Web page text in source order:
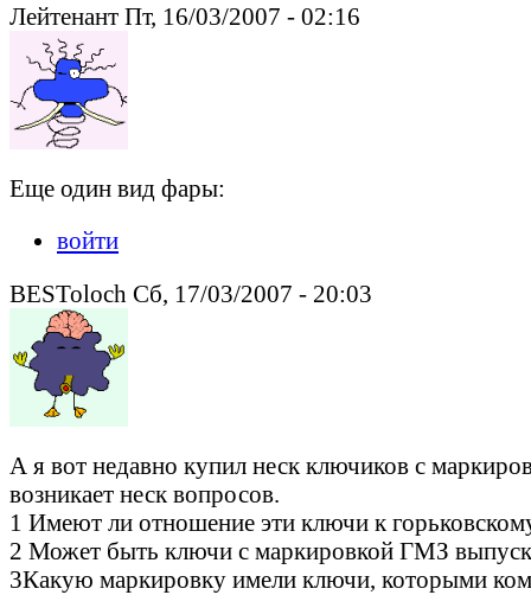
Лейтенант Пт, 16/03/2007 - 02:16
Еще один вид фары:
войти
BESToloch Сб, 17/03/2007 - 20:03
А я вот недавно купил неск ключиков с
возникает неск вопросов.
1 Имеют ли отношение эти ключи к
2 Может быть ключи с маркировкой ГМЗ
3Какую маркировку имели ключи, которыми